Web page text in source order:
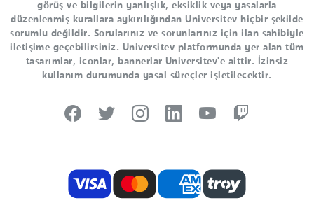
görüş ve bilgilerin yanlışlık, eksiklik veya yasalarla
düzenlenmiş kurallara aykırılığından Universitev hiçbir şekilde
sorumlu değildir. Sorularınız ve sorunlarınız için ilan sahibiyle
iletişime geçebilirsiniz. Universitev platformunda yer alan tüm
tasarımlar, iconlar, bannerlar Universitev'e aittir. İzinsiz
kullanım durumunda yasal süreçler işletilecektir.